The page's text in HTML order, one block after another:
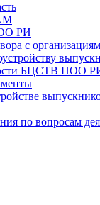
РИ
с
БЦСТВ ПОО
по вопросам